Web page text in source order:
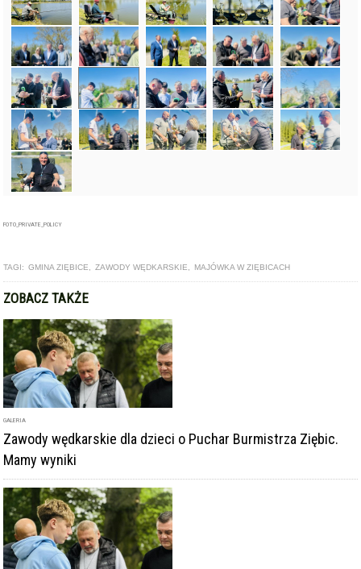
FOTO_PRIVATE_POLICY
TAGI: GMINA ZIĘBICE ZAWODY WĘDKARSKIE MAJÓWKA W ZIĘBICACH
ZOBACZ TAKŻE
GALERIA
Zawody wędkarskie dla dzieci o Puchar Burmistrza Ziębic.
Mamy wyniki